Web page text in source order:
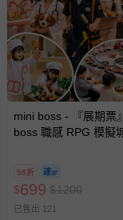
mini boss - 『展期票
boss 職感 RPG 模擬
券，於展期現場憑訂
換，依現場梯次安排
期作廢) (兒童票(2歲以
名陪伴成人)
58折
$699 $1200
已售出 121